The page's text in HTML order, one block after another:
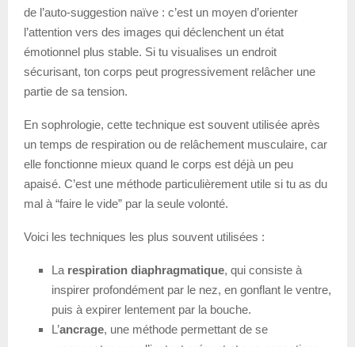
de l’auto-suggestion naïve : c’est un moyen d’orienter
l’attention vers des images qui déclenchent un état
émotionnel plus stable. Si tu visualises un endroit
sécurisant, ton corps peut progressivement relâcher une
partie de sa tension.
En sophrologie, cette technique est souvent utilisée après
un temps de respiration ou de relâchement musculaire, car
elle fonctionne mieux quand le corps est déjà un peu
apaisé. C’est une méthode particulièrement utile si tu as du
mal à “faire le vide” par la seule volonté.
Voici les techniques les plus souvent utilisées :
La respiration diaphragmatique, qui consiste à
inspirer profondément par le nez, en gonflant le ventre,
puis à expirer lentement par la bouche.
L’ancrage, une méthode permettant de se